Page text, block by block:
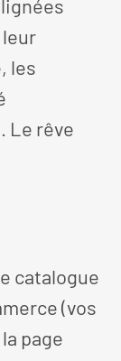
les
Le rêve
catalogue
(vos
page